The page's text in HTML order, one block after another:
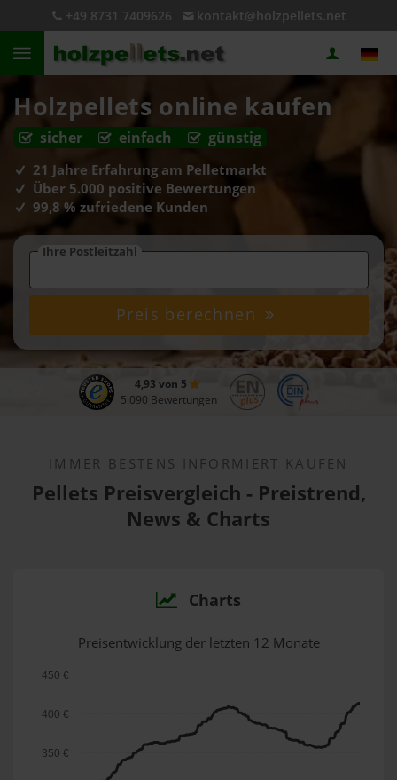
+49 8731 7409626 kontakt@holzpellets.net
Holzpellets online kaufen
sicher einfach günstig
21 Jahre Erfahrung am Pelletmarkt
Über 5.000 positive Bewertungen
99,8 % zufriedene Kunden
Ihre Postleitzahl
Preis berechnen
4,93 von 5
5.090 Bewertungen
IMMER BESTENS INFORMIERT KAUFEN
Pellets Preisvergleich - Preistrend,
News & Charts
Charts
Preisentwicklung der letzten 12 Monate
350 €
400 €
450 €